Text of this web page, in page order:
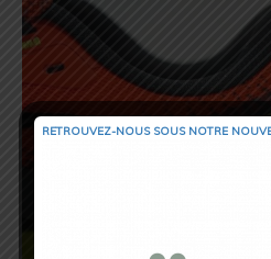
RETROUVEZ-NOUS SOUS NOTRE